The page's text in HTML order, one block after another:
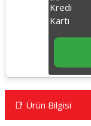
📑 Ürün Bilgisi